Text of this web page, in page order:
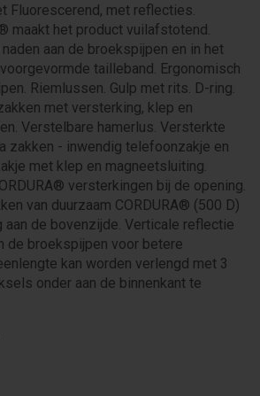
Fluorescerend, met reflecties.
maakt het product vuilafstotend.
aan de broekspijpen en in het
tailleband. Ergonomisch
Riemlussen. Gulp met rits. D-ring.
met versterking, klep en
Verstelbare hamerlus. Versterkte
zakken - inwendig telefoonzakje en
met klep en magneetsluiting.
versterkingen bij de opening.
van duurzaam CORDURA® (500 D)
aan de bovenzijde. Verticale reflectie
de broekspijpen voor betere
kan worden verlengd met 3
onder aan de binnenkant te